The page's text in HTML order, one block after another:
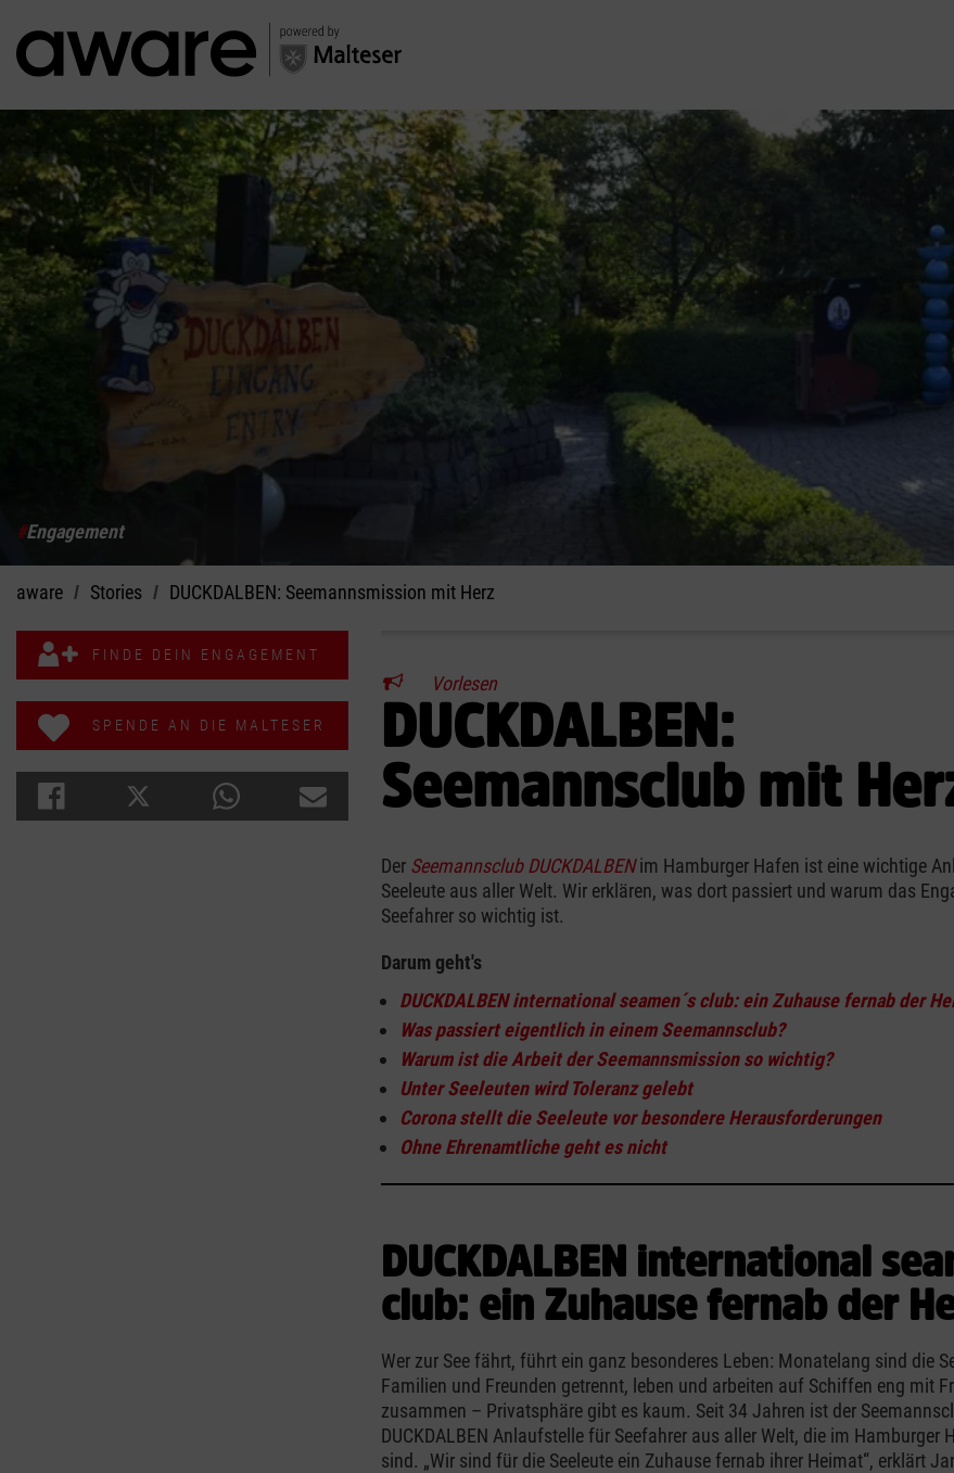
#Engagement
aware Stories DUCKDALBEN: Seemannsmission mit Herz
FINDE DEIN ENGAGEMENT
SPENDE AN DIE MALTESER
Vorlesen
DUCKDALBEN:
Seemannsclub mit
Der Seemannsclub DUCKDALBENim Hamburger Hafen ist eine wichtige
Seeleute aus aller Welt. Wir erklären, was dort passiert und warum das
Seefahrer so wichtig ist.
Darum geht's
DUCKDALBEN international seamen´s club: ein Zuhause fernab der
Was passiert eigentlich in einem Seemannsclub?
Warum ist die Arbeit der Seemannsmission so wichtig?
Unter Seeleuten wird Toleranz gelebt
Corona stellt die Seeleute vor besondere Herausforderungen
Ohne Ehrenamtliche geht es nicht
DUCKDALBEN international
club: ein Zuhause fernab der
Wer zur See fährt, führt ein ganz besonderes Leben: Monatelang sind die
Familien und Freunden getrennt, leben und arbeiten auf Schiffen eng mit
zusammen – Privatsphäre gibt es kaum. Seit 34 Jahren ist der
DUCKDALBEN Anlaufstelle für Seefahrer aus aller Welt, die im Hamburger
sind. „Wir sind für die Seeleute ein Zuhause fernab ihrer Heimat“, erklärt